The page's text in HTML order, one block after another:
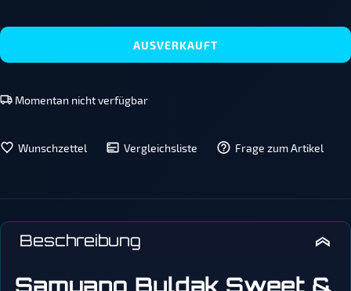
AUSVERKAUFT
Momentan nicht verfügbar
Wunschzettel Vergleichsliste Frage zum Artikel
Beschreibung